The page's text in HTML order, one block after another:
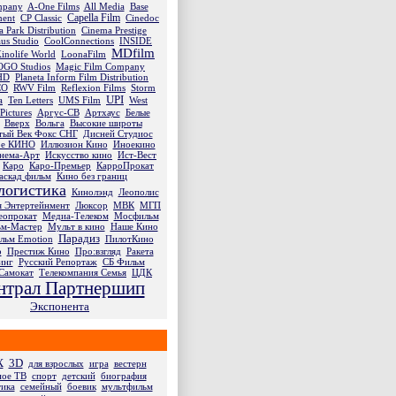
A-One Films All Media Base
CP Classic Capella Film Cinedoc
Park Distribution Cinema Prestige
Studio CoolConnections INSIDE
World LoonaFilm MDfilm
Studios Magic Film Company
Planeta Inform Film Distribution
RWV Film Reflexion Films Storm
Ten Letters UMS Film UPI West
Аргус-СВ Артхаус Белые
Вверх Вольга Высокие широты
Век Фокс СНГ
Дисней Студиос
КИНО Иллюзион Кино Иноекино
Арт Искусство кино Ист-Вест
Каро Каро-Премьер КарроПрокат
фильм Кино без границ
Кинолэнд Леополис
Энтертейнмент Люксор МВК МГП
Медиа-Телеком Мосфильм
Мастер Мульт в кино Наше Кино
Emotion Парадиз ПилотКино
Престиж Кино Про:взгляд Ракета
Русский Репортаж СБ Фильм
Телекомпания Семья ЦДК
Партнершип
Экспонента
3D для взрослых игра вестерн
ТВ спорт детский биография
семейный боевик мультфильм